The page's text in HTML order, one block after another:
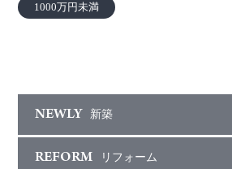
1000万円未満
NEWLY 新築
REFORM リフォーム